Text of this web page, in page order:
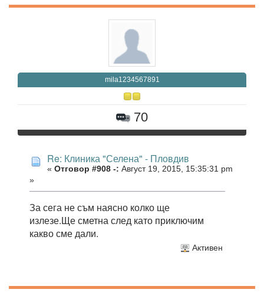
mila1234567891
70
Re: Клиника "Селена" - Пловдив
« Отговор #908 -: Август 19, 2015, 15:35:31 pm
»
За сега не съм наясно колко ще
излезе.Ще сметна след като приключим
какво сме дали.
Активен